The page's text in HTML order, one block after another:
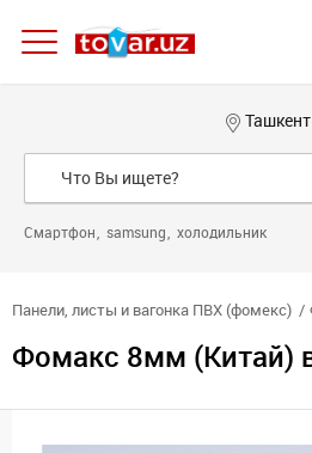
Ташкент
Смартфон samsung холодильник
Панели, листы и вагонка ПВХ (фомекс)
Фомакс 8мм (Китай)